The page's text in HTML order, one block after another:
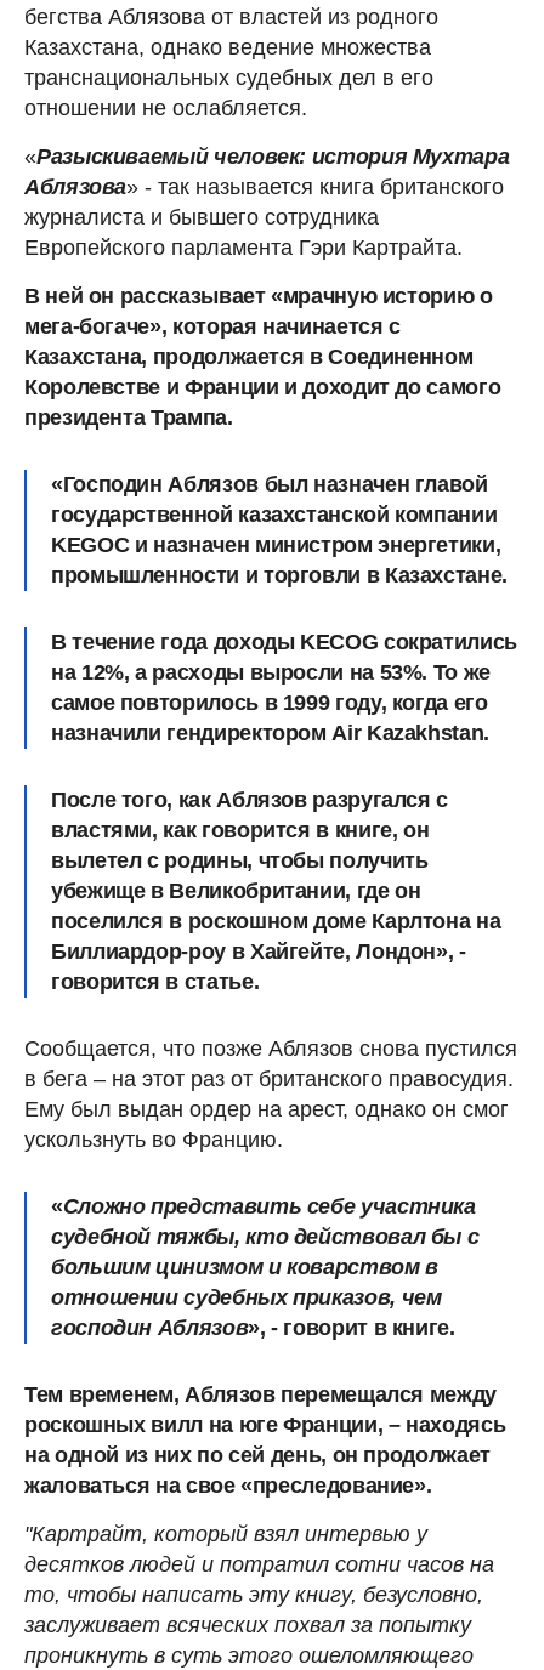
бегства Аблязова от властей из родного
Казахстана, однако ведение множества
транснациональных судебных дел в его
отношении не ослабляется.
«Разыскиваемый человек: история Мухтара
Аблязова» - так называется книга британского
журналиста и бывшего сотрудника
Европейского парламента Гэри Картрайта.
В ней он рассказывает «мрачную историю о
мега-богаче», которая начинается с
Казахстана, продолжается в Соединенном
Королевстве и Франции и доходит до самого
президента Трампа.
«Господин Аблязов был назначен главой
государственной казахстанской компании
KEGOC и назначен министром энергетики,
промышленности и торговли в Казахстане.
В течение года доходы KECOG сократились
на 12%, а расходы выросли на 53%. То же
самое повторилось в 1999 году, когда его
назначили гендиректором Air Kazakhstan.
После того, как Аблязов разругался с
властями, как говорится в книге, он
вылетел с родины, чтобы получить
убежище в Великобритании, где он
поселился в роскошном доме Карлтона на
Биллиардор-роу в Хайгейте, Лондон», -
говорится в статье.
Сообщается, что позже Аблязов снова пустился
в бега – на этот раз от британского правосудия.
Ему был выдан ордер на арест, однако он смог
ускользнуть во Францию.
«Сложно представить себе участника
судебной тяжбы, кто действовал бы с
большим цинизмом и коварством в
отношении судебных приказов, чем
господин Аблязов», - говорит в книге.
Тем временем, Аблязов перемещался между
роскошных вилл на юге Франции, – находясь
на одной из них по сей день, он продолжает
жаловаться на свое «преследование».
"Картрайт, который взял интервью у
десятков людей и потратил сотни часов на
то, чтобы написать эту книгу, безусловно,
заслуживает всяческих похвал за попытку
проникнуть в суть этого ошеломляющего